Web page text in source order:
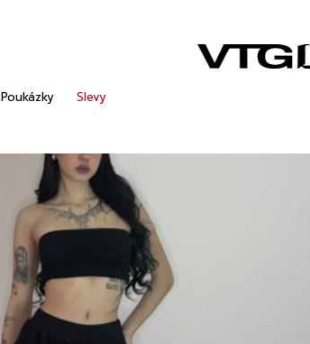
Poukázky Slevy